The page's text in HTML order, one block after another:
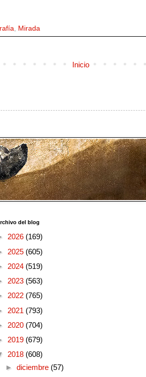
Mirada
Inicio
del blog
2026 (169)
2025 (605)
2024 (519)
2023 (563)
2022 (765)
2021 (793)
2020 (704)
2019 (679)
2018 (608)
► diciembre (57)